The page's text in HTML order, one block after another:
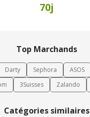
70j
Top Marchands
Darty Sephora ASOS
3Suisses Zalando
Catégories similaires